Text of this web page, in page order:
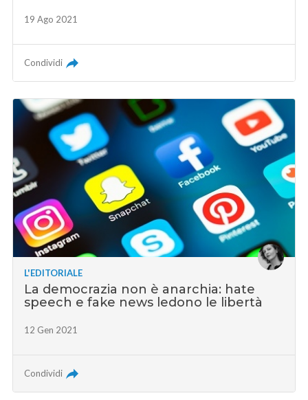
19 Ago 2021
Condividi
L'EDITORIALE
La democrazia non è anarchia: hate
speech e fake news ledono le libertà
12 Gen 2021
Condividi